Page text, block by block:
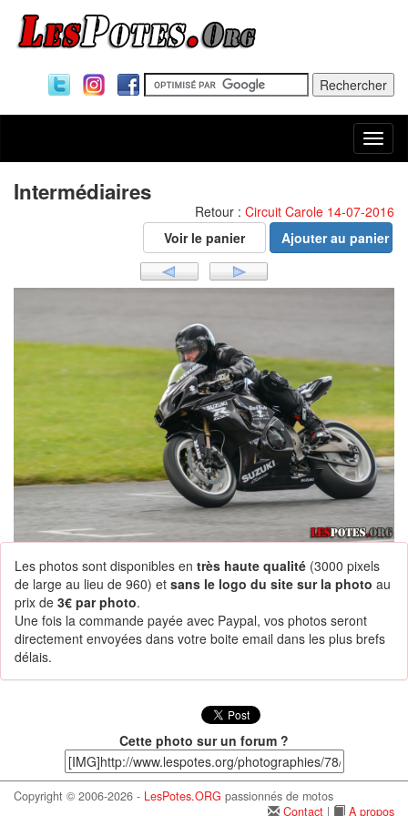
Intermédiaires
Retour : Circuit Carole 14-07-2016
Les photos sont disponibles en très haute qualité (3000 pixels
de large au lieu de 960) et sans le logo du site sur la photo au
prix de 3€ par photo.
Une fois la commande payée avec Paypal, vos photos seront
directement envoyées dans votre boite email dans les plus brefs
délais.
Cette photo sur un forum ?
Copyright © 2006-2026 - LesPotes.ORG passionnés de motos
Contact | A propos